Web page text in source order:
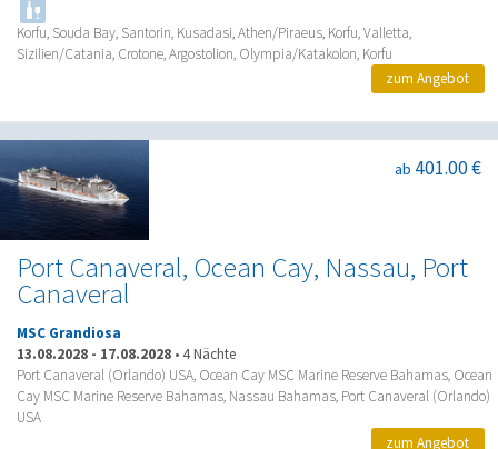
Korfu, Souda Bay, Santorin, Kusadasi, Athen/Piraeus, Korfu, Valletta,
Sizilien/Catania, Crotone, Argostolion, Olympia/Katakolon, Korfu
zum Angebot
Port Canaveral, Ocean Cay, Nassau, Port
Canaveral
ab 401.00 €
MSC Grandiosa
13.08.2028 - 17.08.2028 •4 Nächte
Port Canaveral (Orlando) USA, Ocean Cay MSC Marine Reserve Bahamas, Ocean
Cay MSC Marine Reserve Bahamas, Nassau Bahamas, Port Canaveral (Orlando)
USA
zum Angebot